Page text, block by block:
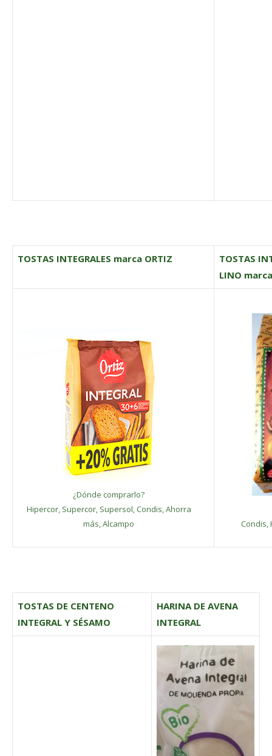
TOSTAS INTEGRALES marca ORTIZ
TOSTAS
LINO
¿Dónde comprarlo?
Hipercor, Supercor, Supersol, Condis, Ahorra
más, Alcampo
Condis,
TOSTAS DE CENTENO
INTEGRAL Y SÉSAMO
HARINA DE AVENA
INTEGRAL